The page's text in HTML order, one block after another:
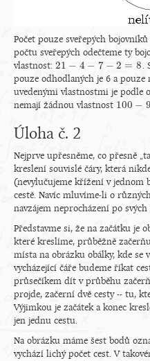
Počet pouze sveřepých
počtu sveřepých odečteme ty
vlastnost: 21 − 4 − 7 − 2 = 8
21−4− 7 −2= 8
.
pouze odhodlaných je 6 a pouze
uvedenými vlastnostmi je podle
nemají žádnou vlastnost 100 −
100− 90 =
Úloha č. 2
Nejprve upřesněme, co přesně
kreslení souvislé čáry, která
(nevylučujeme křížení v jednom
cestě. Navíc mluvíme-li o
navzájem neprocházení po
Představme si, že na začátku je
které kreslíme, průběžně
místa na obrázku obálky, kde se
vycházející čáře budeme říkat
průsečíkem dít v průběhu
projde, začerní dvě cesty -- tu,
Výjimkou je začátek a konec
jen jednu cestu.
Na obrázku máme šest bodů
vychází lichý počet cest. V